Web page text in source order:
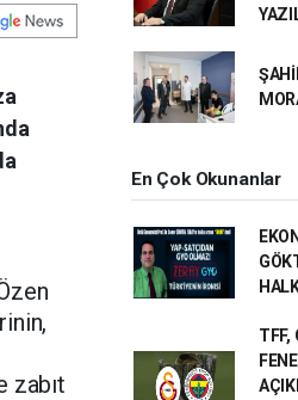
zabıt
En Çok Okunanlar
TFF,